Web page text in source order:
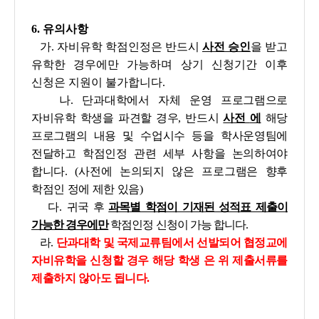
6. 유의사항
가. 자비유학 학점인정은 반드시 사전 승인을 받고
유학한 경우에만 가능하며 상기 신청기간 이후
신청은 지원이 불가합니다.
나. 단과대학에서 자체 운영 프로그램으로
자비유학 학생을 파견할 경우, 반드시사전 에
해당
프로그램의 내용 및 수업시수 등을 학사운영팀에
전달하고 학점인정 관련 세부 사항을 논의하여야
합니다. (사전에 논의되지 않은 프로그램은 향후
학점인 정에 제한 있음)
다. 귀국 후과목별 학점이 기재된 성적표 제출이
가능한 경우에만학점인정 신청이 가능 합니다.
라. 단과대학 및 국제교류팀에서 선발되어 협정교에
자비유학을 신청할 경우 해당 학생 은 위 제출서류를
제출하지 않아도 됩니다.